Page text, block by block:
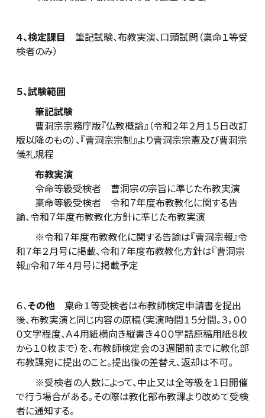
４、検定課目 筆記試験、布教実演、口頭試問（稟命１等受
検者のみ）
５、試験範囲
筆記試験
曹洞宗宗務庁版『仏教概論』（令和２年２月１５日改訂
版以降のもの）、『曹洞宗宗制』より曹洞宗宗憲及び曹洞宗
儀礼規程
布教実演
令命等級受検者 曹洞宗の宗旨に準じた布教実演
稟命等級受検者 令和７年度布教教化に関する告
諭、令和７年度布教教化方針に準じた布教実演
※令和７年度布教教化に関する告諭は『曹洞宗報』令
和７年２月号に掲載、令和７年度布教教化方針は『曹洞宗
報』令和７年４月号に掲載予定
６、その他稟命１等受検者は布教師検定申請書を提出
後、布教実演と同じ内容の原稿（実演時間１５分間。３，００
０文字程度、Ａ４用紙横向き縦書き４００字詰原稿用紙８枚
から１０枚まで）を、布教師検定会の３週間前までに教化部
布教課宛に提出のこと。提出後の差替え、返却は不可。
※受検者の人数によって、中止又は全等級を１日開催
で行う場合がある。その際は教化部布教課より改めて受検
者に通知する。